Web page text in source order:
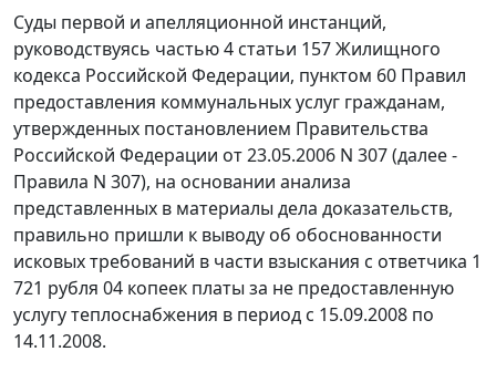
Суды первой и апелляционной инстанций,
руководствуясь частью 4 статьи 157Жилищного
кодекса Российской Федерации, пунктом 60 Правил
предоставления коммунальных услуг гражданам,
утвержденных постановлением Правительства
Российской Федерации от 23.05.2006 N 307 (далее -
Правила N 307), на основании анализа
представленных в материалы дела доказательств,
правильно пришли к выводу об обоснованности
исковых требований в части взыскания с ответчика 1
721 рубля 04 копеек платы за не предоставленную
услугу теплоснабжения в период с 15.09.2008 по
14.11.2008.